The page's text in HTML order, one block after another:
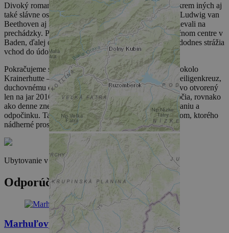
Divoký romantický chodníček cez Helenental očaril okrem iných aj
také slávne osobnosti akým boli Napoleon Bonaparte, Ludwig van
Beethoven aj Franza Schuberta kúzlu, ktorý sem chodievali na
prechádzky. Prehliadka začína pri turistickom informačnom centre v
Baden, ďalej okolo ružovej záhrady do Ortsende, kde dodnes strážia
vchod do údolia dva hrady, Rauheneck a Rauhenstein.
Pokračujeme stále popri Schwechate cez Helenental – okolo
Krainerhutte – až do Sattelbachu; potom ku kláštoru Heiligenkreuz,
duchovnému centru obce Wienerwald, ktorý bol na novo otvorený
len na jar 2016. Pokojný romantický kláštor z 13. storočia, rovnako
ako denne znejúce vešpery mníchov prizívaju k rozjímaniu a
odpočinku. Takmer celá cesta cez Helenental vedie lesom, ktorého
nádherné prostredie Vám hlavne v lete spríjemní cestu.
Ubytovanie v tomto regióne nájdete tu:
Odporúčané trasy
Marhuľovým údolím Wachau